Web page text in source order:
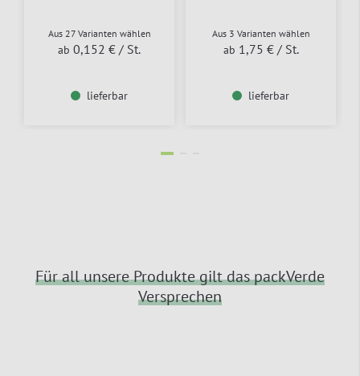
Aus 27 Varianten wählen
ab 0,152 € / St.
lieferbar
Aus 3 Varianten wählen
ab 1,75 € / St.
lieferbar
Für all unsere Produkte gilt das packVerde
Versprechen